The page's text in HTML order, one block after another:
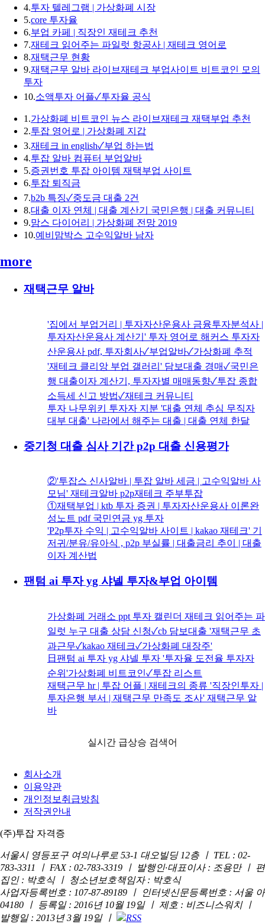
4.투자 텔레그램 | 가상화폐 시장
5.core 투자율
6.부업 카페 | 직장인 재테크 추천
7.재테크 읽어주는 파일럿 항공사 | 재테크 영어로
8.재택근무 현황
9.재택근무 알바 라이브재테크 부업사이트 비트코인 모의
투자
10.소액투자 어플✓투자율 공식
1.가상화폐 비트코인 뉴스 라이브재테크 재택부업 추천
2.투잡 영어로 | 가상화폐 지갑
3.재테크 in english✓부업 하는법
4.투잡 알바 컴퓨터 부업알바
5.증권번호 투잡 아이템 재택부업 사이트
6.투잡 퇴직금
7.b2b 특징✓중도금 대출 2건
8.대출 이자 연체 | 대출 계산기 국민은행 | 대출 커뮤니티
9.맘스 다이어리 | 가상화폐 전망 2019
10.예비맘박스 고수익알바 남자
more
재택근무 알바
'집에서 부업거리 | 투자자산운용사 금융투자분석사 |
투자자산운용사 계산기' 투자 영어로 해커스 투자자
산운용사 pdf, 투자회사✓부업알바✓가상화폐 추적
'재테크 클리앙 부업 갤러리' 담보대출 경매✓국민은
행 대출이자 계산기, 투자자별 매매동향✓투잡 종합
소득세 신고 방법✓재테크 커뮤니티
투자 나무위키 투자자 지분 '대출 연체 추심 무직자
대부 대출' 나라에서 해주는 대출 | 대출 연체 한달
중기청 대출 심사 기간 p2p 대출 신용평가
②'투잡스 신사알바 | 투잡 알바 세금 | 고수익알바 사
모님' 재테크알바 p2p재테크 주부투잡
①재택부업 | ktb 투자 증권 | 투자자산운용사 이론완
성노트 pdf 국민연금 yg 투자
'P2p투자 수익 | 고수익알바 사이트 | kakao 재테크' 기
저귀/분유/유아식 , p2p 부실률 | 대출금리 추이 | 대출
이자 계산법
팬텀 ai 투자 yg 샤넬 투자&부업 아이템
가상화폐 거래소 ppt 투자 캘린더 재테크 읽어주는 파
일럿 누구 대출 상담 신청✓cb 담보대출 '재택근무 초
과근무✓kakao 재테크✓가상화폐 대장주'
日팬텀 ai 투자 yg 샤넬 투자 '투자율 도전율 투자자
순위'가상화폐 비트코인✓투잡 리스트
재택근무 hr | 투잡 어플 | 재테크의 종류 '직장인투자 |
투자은행 부서 | 재택근무 만족도 조사' 재택근무 알
바
실시간 급상승 검색어
회사소개
이용약관
개인정보취급방침
저작권안내
(주)투잡 자격증
서울시 영등포구 여의나루로 53-1 대오빌딩 12층 ㅣ TEL : 02-
783-3311 ㅣ FAX : 02-783-3319 ㅣ 발행인·대표이사 : 조용만 ㅣ 편
집인 : 박호식 ㅣ 청소년보호책임자 : 박호식
사업자등록번호 : 107-87-89189 ㅣ 인터넷신문등록번호 : 서울 아
04180 ㅣ 등록일 : 2016년 10월 19일 ㅣ 제호 : 비즈니스워치 ㅣ
발행일 : 2013년 3월 19일 ㅣ
RSS